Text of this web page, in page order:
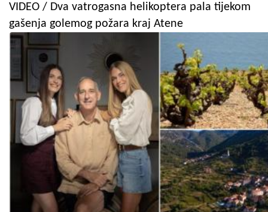
VIDEO / Dva vatrogasna helikoptera pala tijekom
gašenja golemog požara kraj Atene